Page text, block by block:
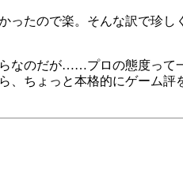
たので楽。そんな訳で珍し
なのだが……プロの態度って
、ちょっと本格的にゲーム評